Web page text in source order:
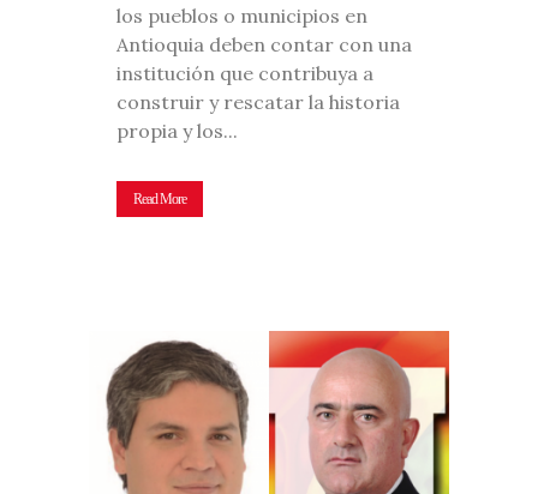
los pueblos o municipios en
Antioquia deben contar con una
institución que contribuya a
construir y rescatar la historia
propia y los...
Read More